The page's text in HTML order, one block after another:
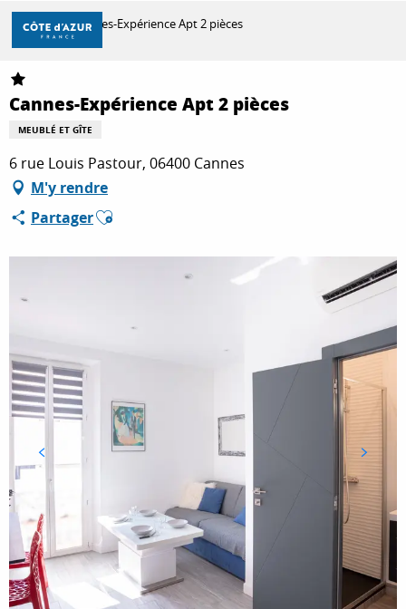
Aller
contenu
principal
DÉCOUVRIR
À FAIRE
SÉJOURNER
Accueil Cannes-Expérience Apt 2 pièces
Cannes-Expérience Apt 2 pièces
MEUBLÉ ET GÎTE
6 rue Louis Pastour, 06400 Cannes
M'y rendre
PartagerAjouter aux favoris